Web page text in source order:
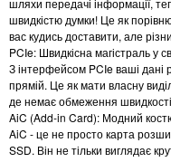
шляхи передачі інформації,
швидкістю думки! Це як
вас кудись доставити, але
PCIe: Швидкісна магістраль у
З інтерфейсом PCIe ваші дані
прямій. Це як мати власну
де немає обмеження швидкості
AiC (Add-in Card): Модний
AiC - це не просто карта
SSD. Він не тільки виглядає